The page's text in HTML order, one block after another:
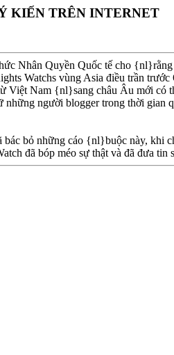
KIẾN TRÊN INTERNET
Nhân Quyền Quốc tế cho
Watchs vùng Asia điều trần
Nam {nl}sang châu Âu mới
người blogger trong thời
bỏ những cáo {nl}buộc này, khi
đã bóp méo sự thật và đã đưa